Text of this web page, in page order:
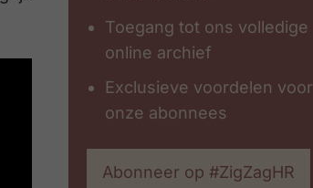
Toegang tot ons volledige
online archief
Exclusieve voordelen voor
onze abonnees
Abonneer op #ZigZagHR